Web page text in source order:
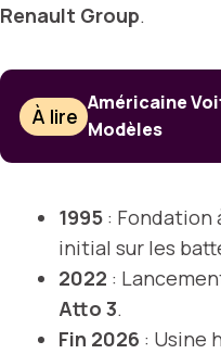
Renault Group.
À lire
Américaine
Modèles
1995 : Fondation
initial sur les
2022 :
Atto 3.
Fin 2026 : Usine